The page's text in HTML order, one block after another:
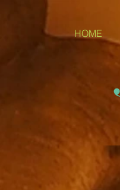
HOME